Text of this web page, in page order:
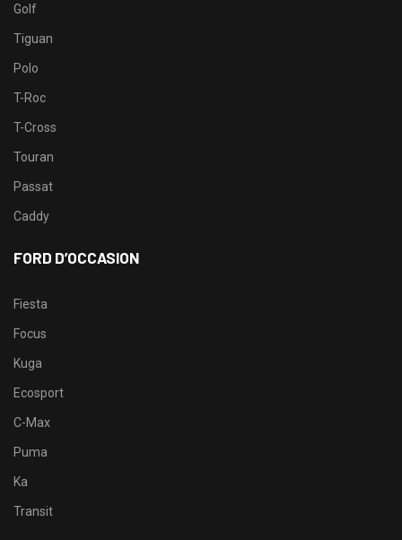
Golf
Tiguan
Polo
T-Roc
T-Cross
Touran
Passat
Caddy
FORD D’OCCASION
Fiesta
Focus
Kuga
Ecosport
C-Max
Puma
Ka
Transit